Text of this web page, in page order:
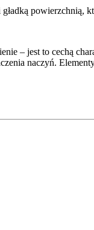
powierzchnią,
– jest to cechą
naczyń.